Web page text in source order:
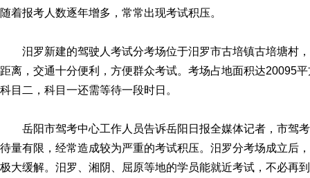
随着报考人数逐年增多，常常出现考试积压。
汨罗新建的驾驶人考试分考场位于汨罗市古培镇古培塘村
距离，交通十分便利，方便群众考试。考场占地面积达20095
科目二，科目一还需等待一段时日。
岳阳市驾考中心工作人员告诉岳阳日报全媒体记者，市驾
待量有限，经常造成较为严重的考试积压。汨罗分考场成立后
极大缓解。汨罗、湘阴、屈原等地的学员能就近考试，不必再